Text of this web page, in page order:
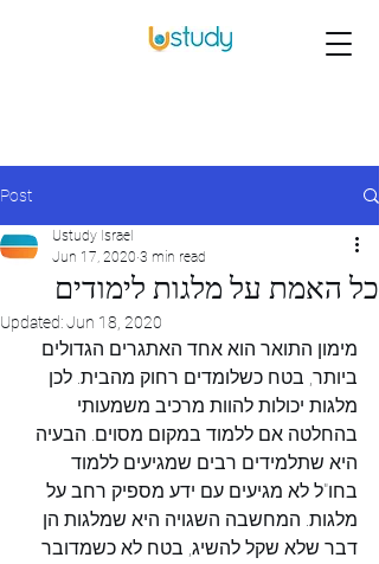
Post
כל האמת על מלגות לימודים
Ustudy Israel
Jun 17, 2020 3 min read
Updated:Jun 18, 2020
מימון התואר הוא אחד האתגרים הגדולים
ביותר, בטח כשלומדים רחוק מהבית. לכן
מלגות יכולות להוות מרכיב משמעותי
בהחלטה אם ללמוד במקום מסוים. הבעיה
היא שתלמידים רבים שמגיעים ללמוד
בחו"ל לא מגיעים עם ידע מספיק רחב על
מלגות. המחשבה השגויה היא שמלגות הן
דבר שלא שקל להשיג, בטח לא כשמדובר